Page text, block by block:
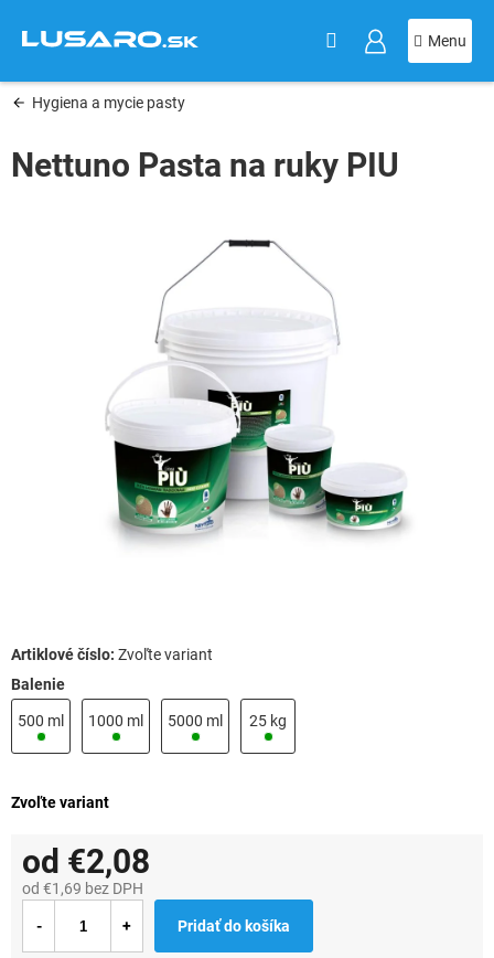
obsah
Hygiena a mycie pasty
Nettuno Pasta na ruky PIU
Zvoľte variant
Balenie
500 ml 1000 ml 5000 ml 25 kg
Zvoľte variant
od €2,08
od €1,69 bez DPH
cena:
Pridať do košíka